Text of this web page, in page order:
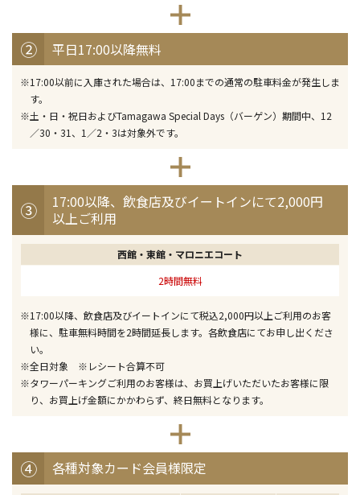
② 平日17:00以降無料
※17:00以前に入庫された場合は、17:00までの通常の駐車料金が発生しま
す。
※土・日・祝日およびTamagawa Special Days（バーゲン）期間中、12
／30・31、1／2・3は対象外です。
③
17:00以降、飲食店及びイートインにて2,000円
以上ご利用
西館 東館
マロニエコート
2時間無料
※17:00以降、飲食店及びイートインにて税込2,000円以上ご利用のお客
様に、駐車無料時間を2時間延長します。各飲食店にてお申し出くださ
い。
※全日対象 ※レシート合算不可
※タワーパーキングご利用のお客様は、お買上げいただいたお客様に限
り、お買上げ金額にかかわらず、終日無料となります。
④ 各種対象カード会員様限定